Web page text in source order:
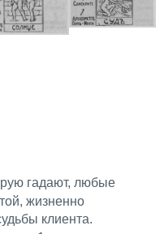
гадают, любые
жизненно
клиента.